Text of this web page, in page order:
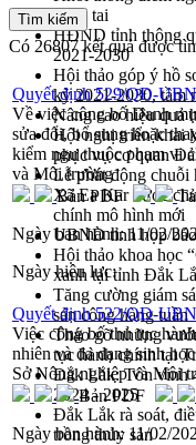
thiên tai
HĐND tỉnh thông
2021-2030
Hội thảo góp ý hồ
kỳ 2021-2030, tầm
Nâng cao hiệu quả
Hội nghị triển khai
phục vụ cơ quan
Lễ phát động chuỗi
Xã Ea Kar bước
chính mô hình mới
UBND tỉnh họp
Hội thảo khoa học
xanh tại tỉnh Đắk
Tăng cường giám
sản công hàng tuần
Tháo gỡ những
tục hành chính tại
Đắk Lắk: Tôn vinh
2024 - 2025
Đắk Lắk rà soát,
trồng thủy sản
Có 26807kết quả được
Quyết định 529/QĐ-
Về việc công bố Danh
sửa đổi, bổ sung hoặc
kiểm ngư thuộc phạm vi
và Môi trường
Bản PDF
Ngày ban hành:11/02/
Ngày hiệu lực:
Quyết định 522/QĐ-
Việc công bố thủ tục
nhiên và đa dạng sinh
Sở Nông nghiệp và Môi
Bản PDF
Ngày ban hành:11/02/